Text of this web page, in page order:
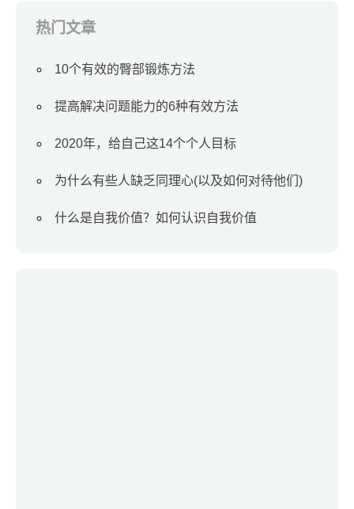
热门文章
10个有效的臀部锻炼方法
提高解决问题能力的6种有效方法
2020年，给自己这14个个人目标
为什么有些人缺乏同理心(以及如何对待他们)
什么是自我价值？如何认识自我价值